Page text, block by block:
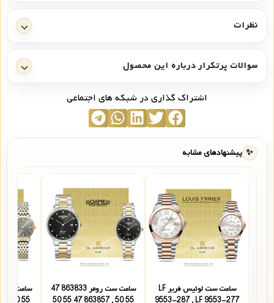
نظرات
سوالات پرتکرار درباره این محصول
اشتراک گذاری در شبکه های اجتماعی
✨ پیشنهادهای مشابه
ساعت ست لوئیس فریر LF
9553-287 , LF 9553-277
ساعت ست رومر 863833 47
55 50 , 863857 47 55 50
55 50 , 992857 47 55 50